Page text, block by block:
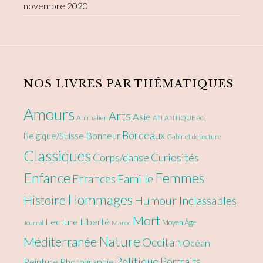
novembre 2020
NOS LIVRES PAR THÉMATIQUES
Amours Animalier Arts Asie ATLANTIQUE éd.
Belgique/Suisse Bonheur Bordeaux Cabinet de lecture
Classiques Corps/danse Curiosités
Enfance Errances Famille Femmes
Histoire Hommages Humour Inclassables
Journal Lecture Liberté Maroc Mort Moyen Âge
Méditerranée Nature Occitan Océan